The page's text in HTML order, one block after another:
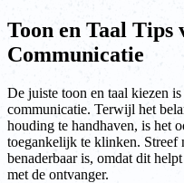
Toon en Taal Tips
Communicatie
De juiste toon en taal kiezen
communicatie. Terwijl het
houding te handhaven, is het
toegankelijk te klinken. Streef
benaderbaar is, omdat dit
met de ontvanger.